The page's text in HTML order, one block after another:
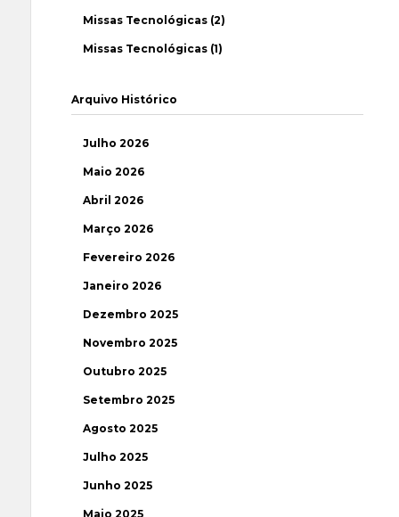
Missas Tecnológicas (2)
Missas Tecnológicas (1)
Arquivo Histórico
Julho 2026
Maio 2026
Abril 2026
Março 2026
Fevereiro 2026
Janeiro 2026
Dezembro 2025
Novembro 2025
Outubro 2025
Setembro 2025
Agosto 2025
Julho 2025
Junho 2025
Maio 2025